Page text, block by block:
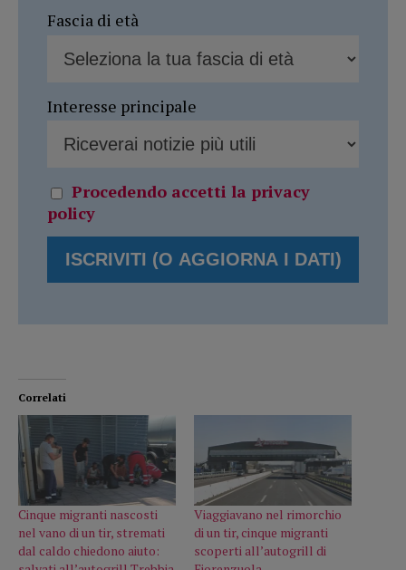
Fascia di età
Interesse principale
Procedendo accetti la privacy
policy
Correlati
Cinque migranti nascosti
nel vano di un tir, stremati
dal caldo chiedono aiuto:
Viaggiavano nel rimorchio
di un tir, cinque migranti
scoperti all’autogrill di